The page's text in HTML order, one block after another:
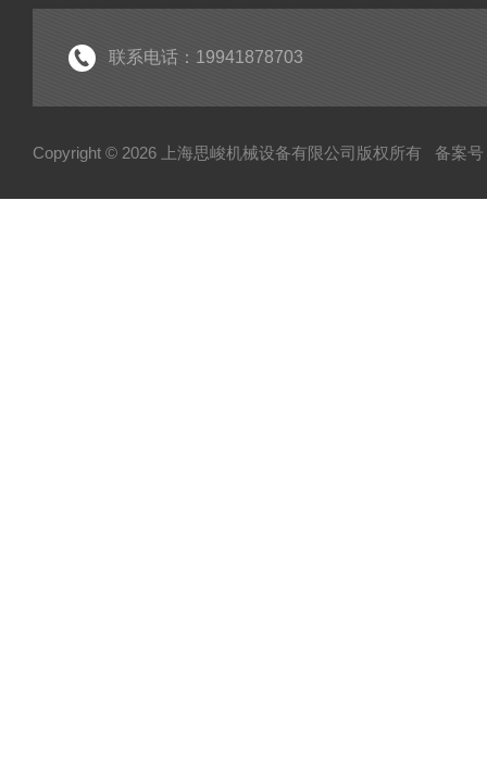
联系电话：19941878703
Copyright © 2026 上海思峻机械设备有限公司版权所有 备案号